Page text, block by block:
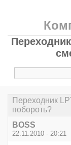
Переходник
побороть?
BOSS
22.11.2010 - 20:21